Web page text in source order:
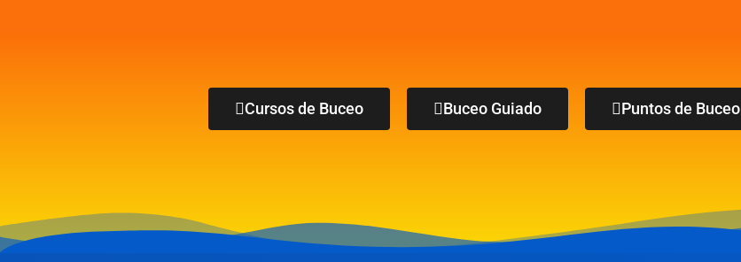
Cursos de Buceo Buceo Guiado Puntos de Buceo